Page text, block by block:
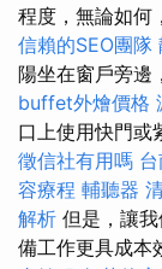
程度，無論如何
信賴的SEO團隊
陽坐在窗戶旁邊
buffet外燴價格
口上使用快門或
徵信社有用嗎
容療程 輔聽器
解析 但是，讓
備工作更具成本